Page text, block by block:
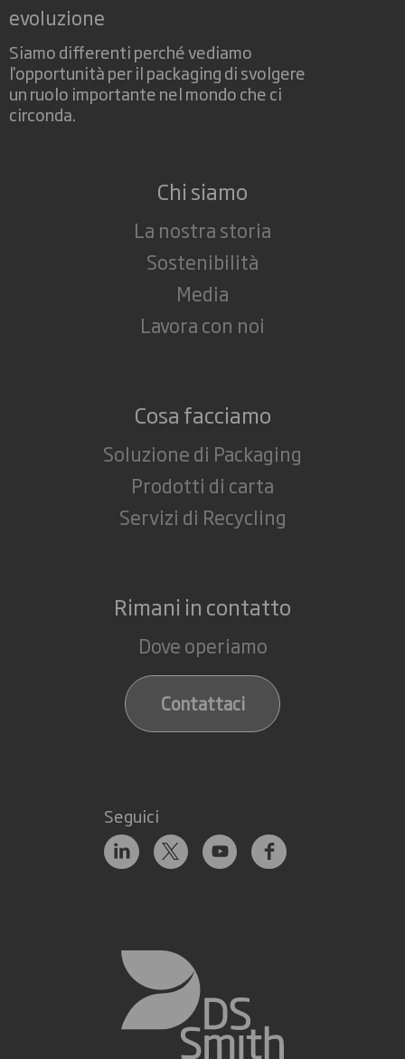
evoluzione
Siamo differenti perché vediamo
l'opportunità per il packaging di svolgere
un ruolo importante nel mondo che ci
circonda.
Chi siamo
La nostra storia
Sostenibilità
Media
Lavora con noi
Cosa facciamo
Soluzione di Packaging
Prodotti di carta
Servizi di Recycling
Rimani in contatto
Dove operiamo
Contattaci
Seguici